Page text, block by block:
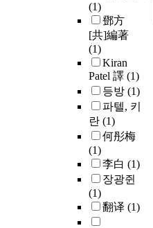
(1)
鄧方
[共]編著
(1)
Kiran
Patel 譯 (1)
등방 (1)
파텔, 키
란 (1)
何彤梅
(1)
李白 (1)
장광쥔
(1)
翻译 (1)